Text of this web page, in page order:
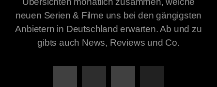
neuen Serien & Filme uns bei den gängigsten
Anbietern in Deutschland erwarten. Ab und zu
gibts auch News, Reviews und Co.